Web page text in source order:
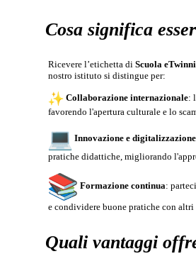
Cosa significa
Ricevere l’etichetta diScuola
nostro istituto si distingue per:
Collaborazione internazionale:
favorendo l'apertura culturale e lo
Innovazione e digitalizzazione
pratiche didattiche, migliorando
Formazione continua:
e condividere buone pratiche con
Quali vantaggi